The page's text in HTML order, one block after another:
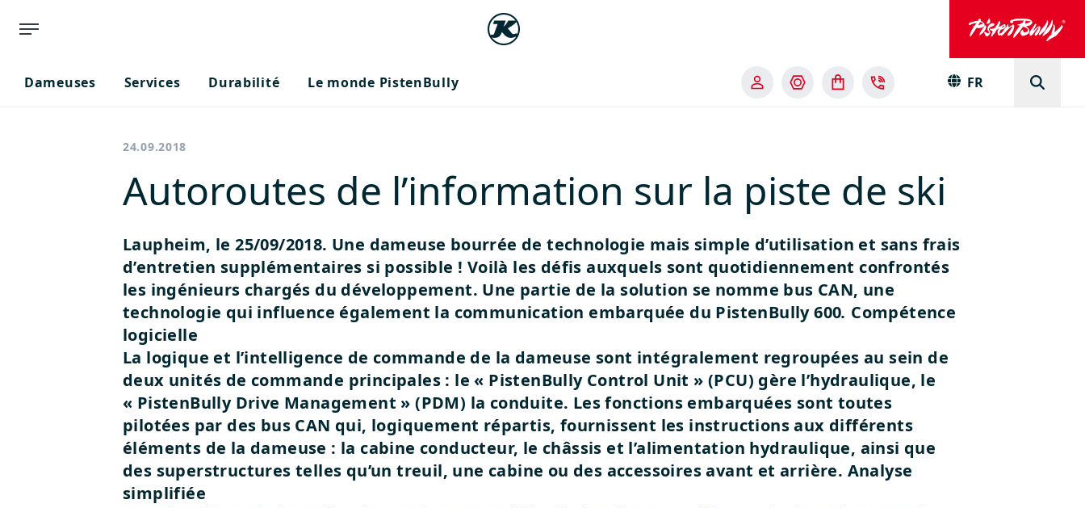
Dameuses Services Durabilité Le monde PistenBully FR
24.09.2018
Autoroutes de l’information sur la piste de ski
Laupheim, le 25/09/2018. Une dameuse bourrée de technologie mais simple d’utilisation et sans frais
d’entretien supplémentaires si possible ! Voilà les défis auxquels sont quotidiennement confrontés
les ingénieurs chargés du développement. Une partie de la solution se nomme bus CAN, une
technologie qui influence également la communication embarquée du PistenBully 600. Compétence
logicielle
La logique et l’intelligence de commande de la dameuse sont intégralement regroupées au sein de
deux unités de commande principales : le « PistenBully Control Unit » (PCU) gère l’hydraulique, le
« PistenBully Drive Management » (PDM) la conduite. Les fonctions embarquées sont toutes
pilotées par des bus CAN qui, logiquement répartis, fournissent les instructions aux différents
éléments de la dameuse : la cabine conducteur, le châssis et l’alimentation hydraulique, ainsi que
des superstructures telles qu’un treuil, une cabine ou des accessoires avant et arrière. Analyse
simplifiée